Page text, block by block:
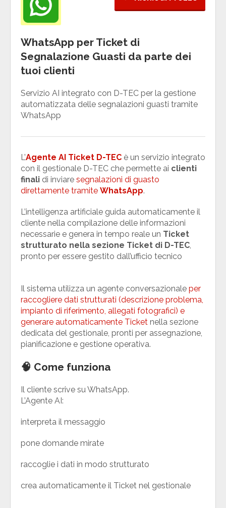
WhatsApp per Ticket di
Segnalazione Guasti da parte dei
tuoi clienti
Servizio AI integrato con D-TEC per la gestione
automatizzata delle segnalazioni guasti tramite
WhatsApp
L’Agente AI Ticket D-TEC è un servizio integrato
con il gestionale D-TEC che permette ai clienti
finali di inviare segnalazioni di guasto
direttamente tramite WhatsApp.
L’intelligenza artificiale guida automaticamente il
cliente nella compilazione delle informazioni
necessarie e genera in tempo reale un Ticket
strutturato nella sezione Ticket di D-TEC
pronto per essere gestito dall’ufficio tecnico
Il sistema utilizza un agente conversazionale per
raccogliere dati strutturati (descrizione problema,
impianto di riferimento, allegati fotografici) e
generare automaticamente Ticket nella sezione
dedicata del gestionale, pronti per assegnazione,
pianificazione e gestione operativa.
🧠 Come funziona
Il cliente scrive su WhatsApp.
L’Agente AI:
interpreta il messaggio
pone domande mirate
raccoglie i dati in modo strutturato
crea automaticamente il Ticket nel gestionale